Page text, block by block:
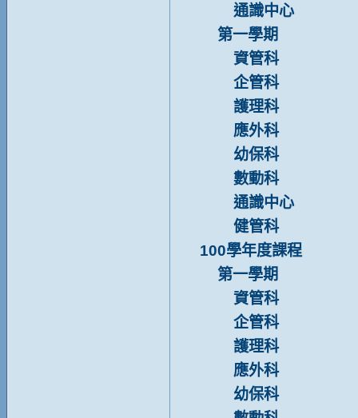
通識中心
第一學期
資管科
企管科
護理科
應外科
幼保科
數動科
通識中心
健管科
100學年度課程
第一學期
資管科
企管科
護理科
應外科
幼保科